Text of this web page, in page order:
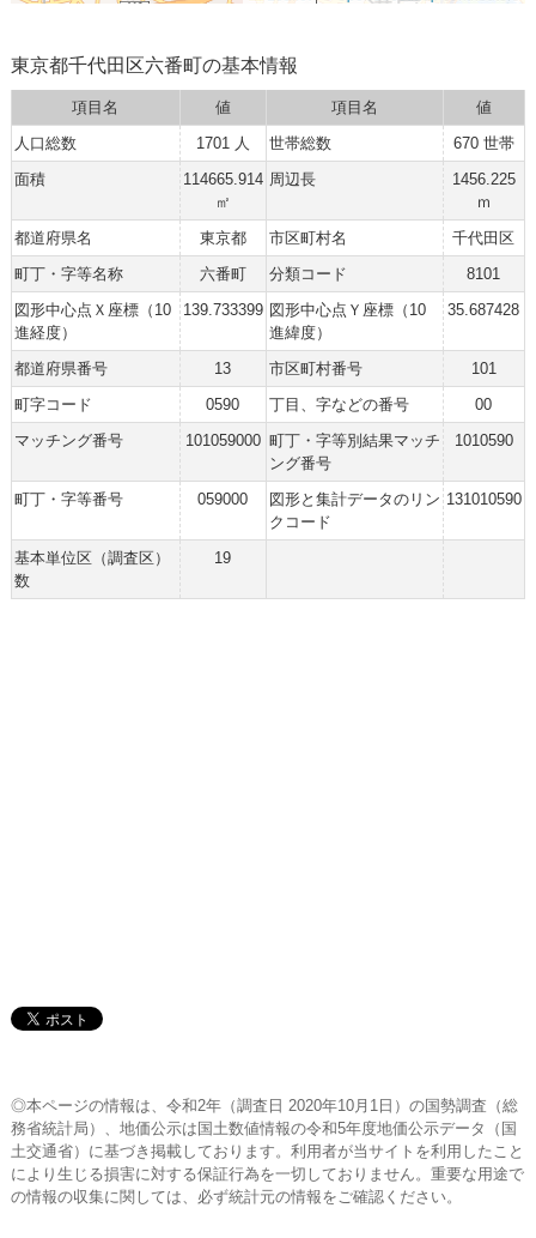
東京都千代田区六番町の基本情報
項目名 値 項目名
値
人口総数
1701 人 世帯総数
670 世帯
面積
114665.914
㎡
周辺長
1456.225
ｍ
都道府県名
東京都 市区町村名
千代田区
町丁・字等名称
六番町 分類コード
8101
図形中心点Ｘ座標（10
進経度）
139.733399 図形中心点Ｙ座標（10
進緯度）
35.687428
都道府県番号 13 市区町村番号
101
町字コード
0590 丁目、字などの番号
00
マッチング番号
101059000 町丁・字等別結果マッチ
ング番号
1010590
町丁・字等番号 059000
図形と集計データのリン
クコード
131010590
基本単位区（調査区）
数
19
◎本ページの情報は、令和2年（調査日 2020年10月1日）の国勢調査（総
務省統計局）、地価公示は国土数値情報の令和5年度地価公示データ（国
土交通省）に基づき掲載しております。利用者が当サイトを利用したこと
により生じる損害に対する保証行為を一切しておりません。重要な用途で
の情報の収集に関しては、必ず統計元の情報をご確認ください。